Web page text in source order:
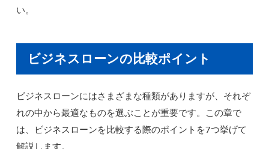
い。
ビジネスローンの比較ポイント
ビジネスローンにはさまざまな種類がありますが、それぞ
れの中から最適なものを選ぶことが重要です。この章で
は、ビジネスローンを比較する際のポイントを7つ挙げて
解説します。